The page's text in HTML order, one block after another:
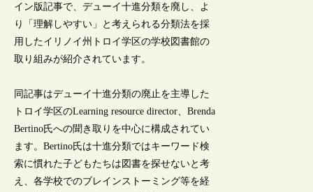
イン版記事で、デューイ十進分類を廃し、よ
り「理解しやすい」と考えられる分類法を採
用したイリノイ州トロイ学区の学校図書館の
取り組みが紹介されています。
同記事はデューイ十進分類の廃止を主導した
トロイ学区のLearning resource director、Brenda
Bertino氏への聞き取りを中心に構成されてい
ます。Bertino氏は十進分類ではキーワード検
索に慣れた子どもたちは図書を探せないと考
え、各学校でのブレインストーミング等を経